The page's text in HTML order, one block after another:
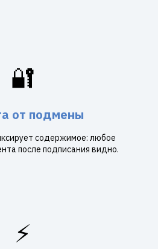
🔐
от подмены
содержимое: любое
после подписания видно.
⚡